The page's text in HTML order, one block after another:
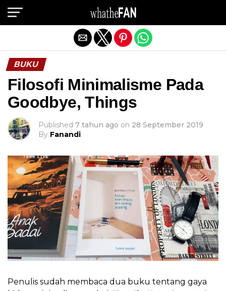
BUKU
Filosofi Minimalisme Pada
Goodbye, Things
Published 7 tahun ago on 28 September 2019
By Fanandi
Penulis sudah membaca dua buku tentang gaya
Exit mobile version